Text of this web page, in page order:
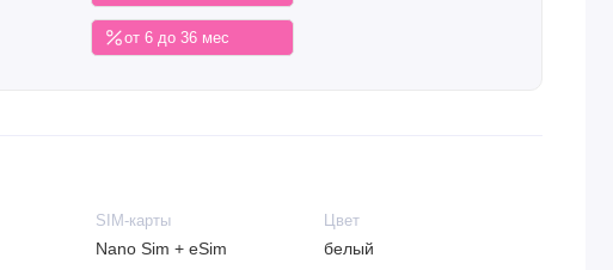
от 6 до 36 мес
SIM-карты
Nano Sim + eSim
Цвет
белый